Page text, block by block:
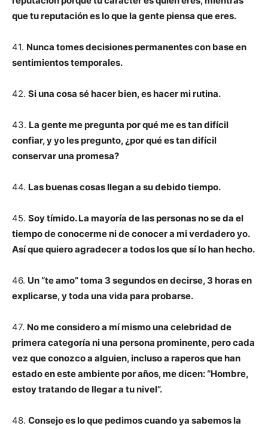
que tu reputación es lo que la gente piensa que eres.
41. Nunca tomes decisiones permanentes con base en
sentimientos temporales.
42. Si una cosa sé hacer bien, es hacer mi rutina.
43. La gente me pregunta por qué me es tan difícil
confiar, y yo les pregunto, ¿por qué es tan difícil
conservar una promesa?
44. Las buenas cosas llegan a su debido tiempo.
45. Soy tímido. La mayoría de las personas no se da el
tiempo de conocerme ni de conocer a mi verdadero yo.
Así que quiero agradecer a todos los que sí lo han hecho.
46. Un “te amo” toma 3 segundos en decirse, 3 horas en
explicarse, y toda una vida para probarse.
47. No me considero a mí mismo una celebridad de
primera categoría ni una persona prominente, pero cada
vez que conozco a alguien, incluso a raperos que han
estado en este ambiente por años, me dicen: “Hombre,
estoy tratando de llegar a tu nivel”.
48. Consejo es lo que pedimos cuando ya sabemos la